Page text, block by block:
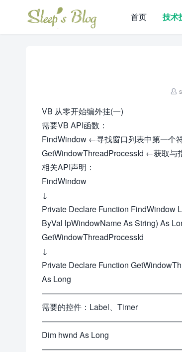
首页 技术

VB 从零开始编外挂(一)
需要VB API函数：
FindWindow ←寻找窗口列表中第一个
GetWindowThreadProcessId ←获取与
相关API声明：
FindWindow
↓
Private Declare Function FindWindow
ByVal lpWindowName As String) As
GetWindowThreadProcessId
↓
Private Declare Function
As Long
需要的控件：Label、Timer
Dim hwnd As Long